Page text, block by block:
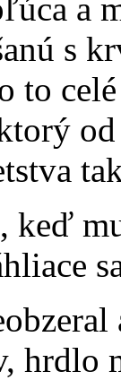
a
s
to
keď
hrdlo